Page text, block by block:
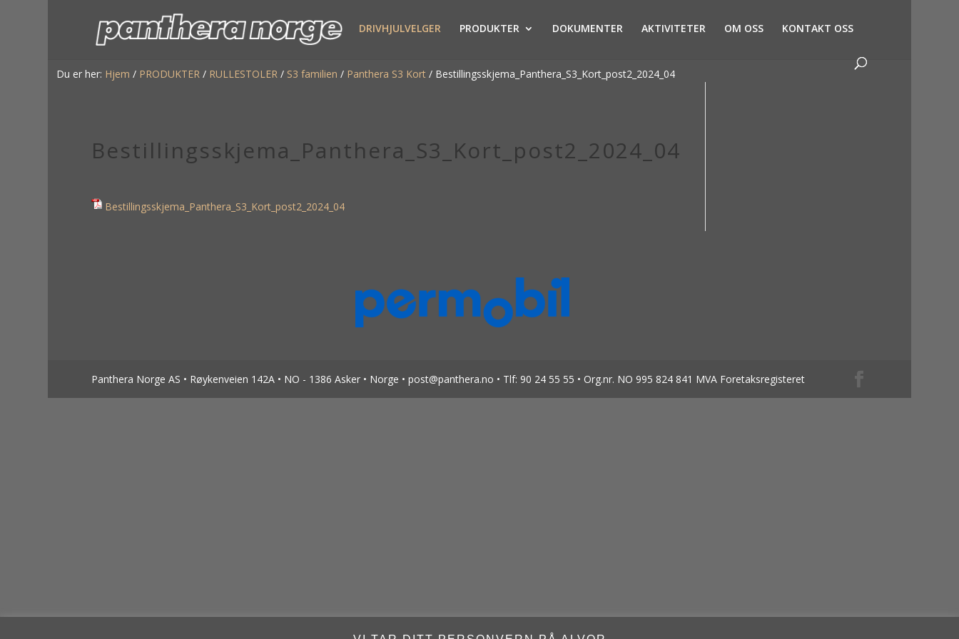
DRIVHJULVELGER PRODUKTER DOKUMENTER AKTIVITETER OM OSS KONTAKT OSS
Du er her: Hjem / PRODUKTER / RULLESTOLER / S3 familien / Panthera S3 Kort / Bestillingsskjema_Panthera_S3_Kort_post2_2024_04
Bestillingsskjema_Panthera_S3_Kort_post2_2024_04
Bestillingsskjema_Panthera_S3_Kort_post2_2024_04
Panthera Norge AS • Røykenveien 142A • NO - 1386 Asker • Norge • post@panthera.no • Tlf: 90 24 55 55 • Org.nr. NO 995 824 841 MVA Foretaksregisteret